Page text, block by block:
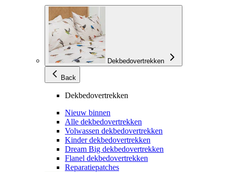
Dekbedovertrekken
Back
Dekbedovertrekken
Nieuw binnen
Alle dekbedovertrekken
Volwassen dekbedovertrekken
Kinder dekbedovertrekken
Dream Big dekbedovertrekken
Flanel dekbedovertrekken
Reparatiepatches